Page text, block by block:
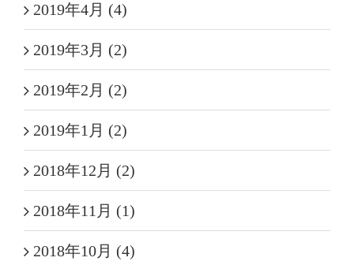
2019年4月 (4)
2019年3月 (2)
2019年2月 (2)
2019年1月 (2)
2018年12月 (2)
2018年11月 (1)
2018年10月 (4)